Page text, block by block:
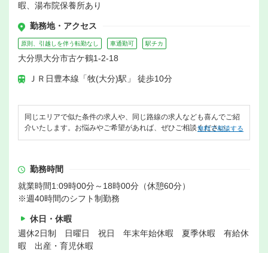
暇、湯布院保養所あり
勤務地・アクセス
原則、引越しを伴う転勤なし 車通勤可 駅チカ
大分県大分市古ケ鶴1-2-18
ＪＲ日豊本線「牧(大分)駅」 徒歩10分
同じエリアで似た条件の求人や、同じ路線の求人なども喜んでご紹
介いたします。お悩みやご希望があれば、ぜひご相談ください。
無料で相談する
勤務時間
就業時間1:09時00分～18時00分（休憩60分）
※週40時間のシフト制勤務
休日・休暇
週休2日制 日曜日 祝日 年末年始休暇 夏季休暇 有給休
暇 出産・育児休暇